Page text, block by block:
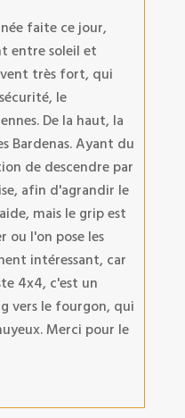
faite ce jour,
entre soleil et
très fort, qui
le
De la haut, la
Bardenas. Ayant du
de descendre par
afin d'agrandir le
mais le grip est
ou l'on pose les
intéressant, car
4x4, c'est un
vers le fourgon, qui
Merci pour le